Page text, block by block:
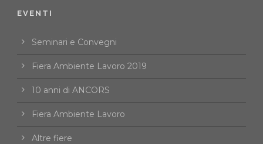
EVENTI
Seminari e Convegni
Fiera Ambiente Lavoro 2019
10 anni di ANCORS
Fiera Ambiente Lavoro
Altre fiere